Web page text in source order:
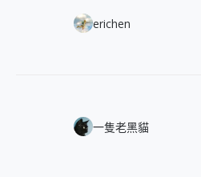
超現實主義遇上科幻風！收藏
erichen
探索復古美學！800+ 復古彩色
一隻老黑貓